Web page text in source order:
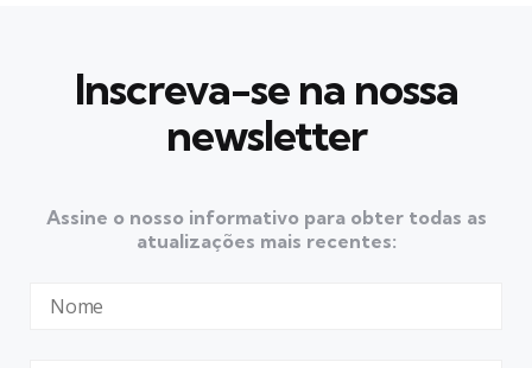
Inscreva-se na nossa
newsletter
Assine o nosso informativo para obter todas as
atualizações mais recentes: